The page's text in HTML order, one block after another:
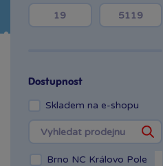
Dostupnost
Skladem na e-shopu
Brno NC Královo Pole